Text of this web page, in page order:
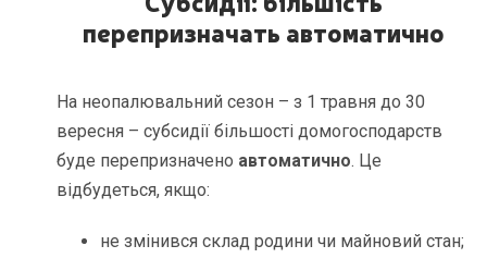
перепризначать автоматично
На неопалювальний сезон – з 1 травня до 30
вересня – субсидії більшості домогосподарств
буде перепризначено автоматично. Це
відбудеться, якщо:
не змінився склад родини чи майновий стан;